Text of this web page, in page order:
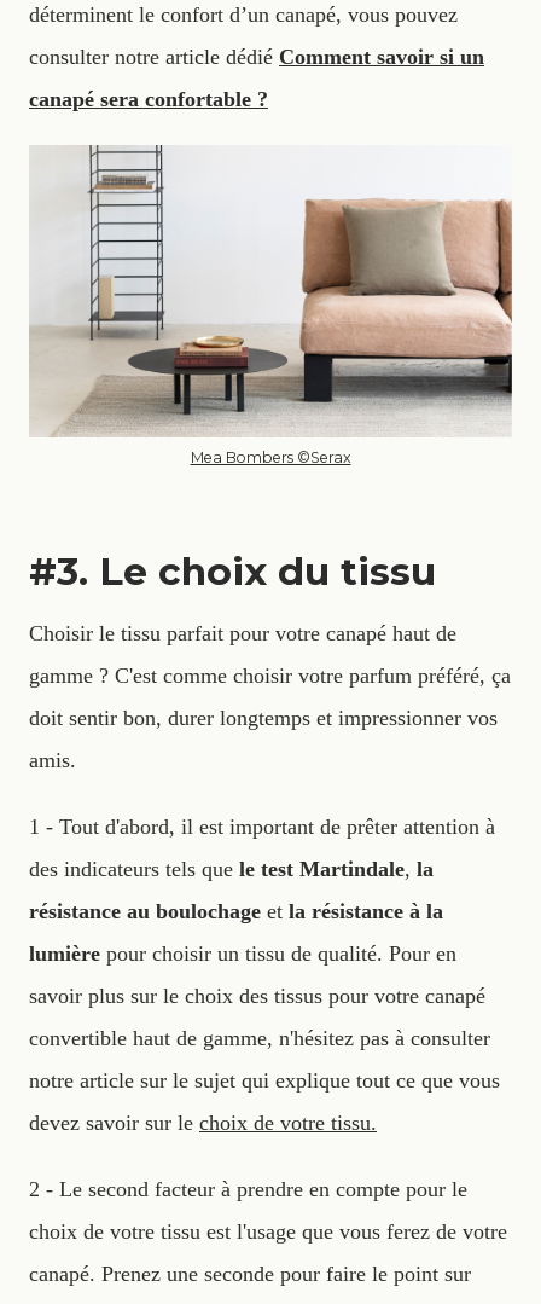
déterminent le confort d’un canapé, vous pouvez
consulter notre article dédié Comment savoir si un
canapé sera confortable ?
Mea Bombers ©Serax
#3. Le choix du tissu
Choisir le tissu parfait pour votre canapé haut de
gamme ? C'est comme choisir votre parfum préféré, ça
doit sentir bon, durer longtemps et impressionner vos
amis.
1 - Tout d'abord, il est important de prêter attention à
des indicateurs tels que le test Martindale, la
résistance au boulochage et la résistance à la
lumière pour choisir un tissu de qualité. Pour en
savoir plus sur le choix des tissus pour votre canapé
convertible haut de gamme, n'hésitez pas à consulter
notre article sur le sujet qui explique tout ce que vous
devez savoir sur le choix de votre tissu.
2 - Le second facteur à prendre en compte pour le
choix de votre tissu est l'usage que vous ferez de votre
canapé. Prenez une seconde pour faire le point sur